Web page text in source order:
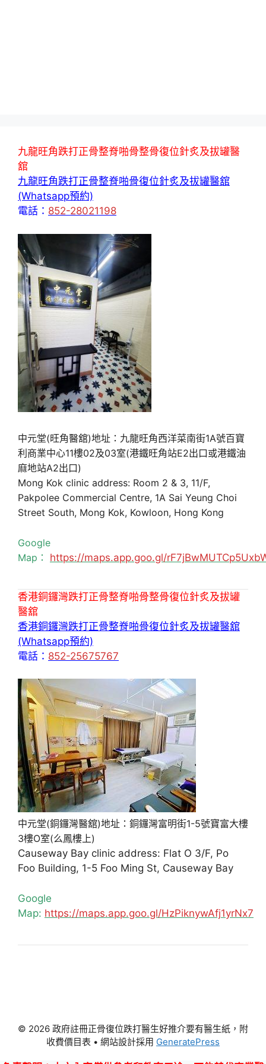
九龍旺角跌打正骨整脊啪骨整骨復位針炙及拔罐醫
舘
九龍旺角跌打正骨整脊啪骨復位針炙及拔罐醫舘
(Whatsapp預約)
電話： 852-28021198
中元堂(旺角醫舘)地址：九龍旺角西洋菜南街1A號百寶
利商業中心11樓02及03室(港鐵旺角站E2出口或港鐵油
麻地站A2出口)
Mong Kok clinic address: Room 2 & 3, 11/F,
Pakpolee Commercial Centre, 1A Sai Yeung Choi
Street South, Mong Kok, Kowloon, Hong Kong
Google
Map： https://maps.app.goo.gl/
香港銅鑼灣跌打正骨整脊啪骨整骨復位針炙及拔罐
醫舘
香港銅鑼灣跌打正骨整脊啪骨復位針炙及拔罐醫舘
(Whatsapp預約)
電話： 852-25675767
中元堂(銅鑼灣醫舘)地址：銅鑼灣富明街1-5號寶富大樓
3樓O室(么鳳樓上)
Causeway Bay clinic address: Flat O 3/F, Po
Foo Building, 1-5 Foo Ming St, Causeway Bay
Google
Map: https://maps.app.goo.gl/HzPiknywAfj1yrNx7
© 2026 政府註冊正骨復位跌打醫生好推介要有醫生紙，附
收費價目表 • 網站設計採用 GeneratePress